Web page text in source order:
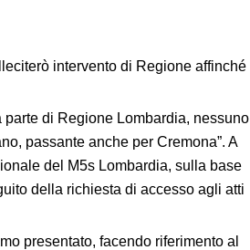
intervento di Regione affinché
di Regione Lombardia, nessuno
passante anche per Cremona”. A
del M5s Lombardia, sulla base
della richiesta di accesso agli atti
presentato, facendo riferimento al